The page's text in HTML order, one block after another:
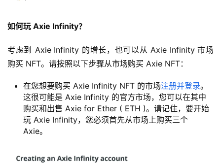
如何玩 Axie Infinity？
考虑到 Axie Infinity 的增长，也可以从 Axie Infinity 市场
购买 NFT。请按照以下步骤从市场购买 Axie NFT：
在您想要购买 Axie Infinity NFT 的市场注册并登录。
这很可能是 Axie Infinity 的官方市场，您可以在其中
购买和出售 Axie for Ether ( ETH )。请记住，要开始
玩 Axie Infinity，您必须首先从市场上购买三个
Axie。